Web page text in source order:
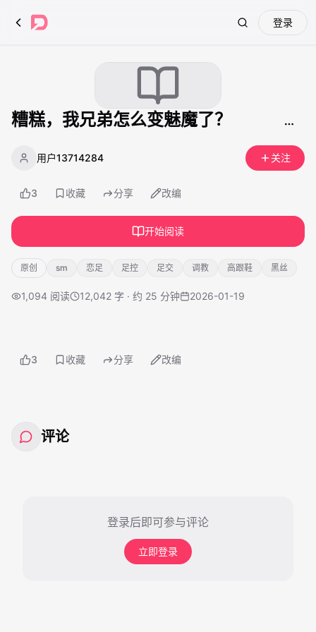
Search登录
糟糕，我兄弟怎么变魅魔了？
用户13714284 关注
3 收藏 分享 改编
开始阅读
原创 sm 恋足 足控 足交 调教 高跟鞋 黑丝
1,094 阅读 12,042 字 · 约 25 分钟 2026-01-19
3 收藏 分享 改编
评论
登录后即可参与评论
立即登录